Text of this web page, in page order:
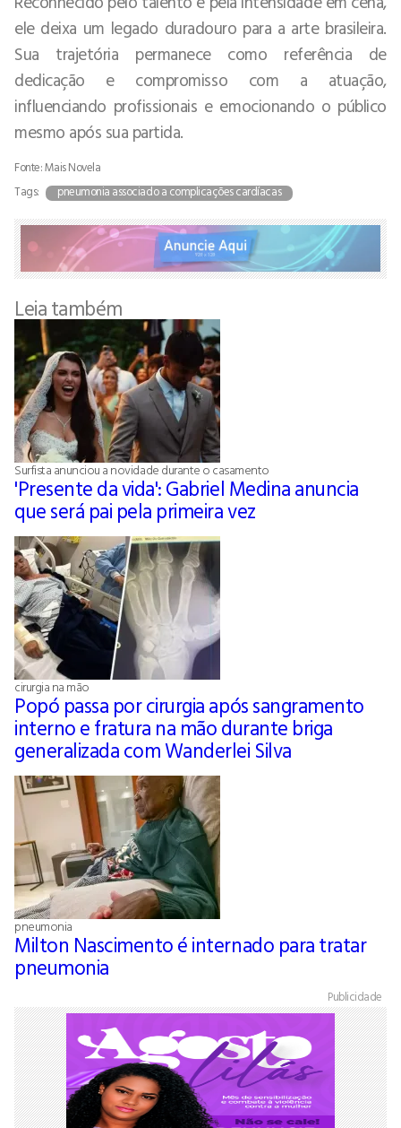
ele deixa um legado duradouro para a arte brasileira.
Sua trajetória permanece como referência de
dedicação e compromisso com a atuação,
influenciando profissionais e emocionando o público
mesmo após sua partida.
Fonte: Mais Novela
Tags:
pneumonia associado a complicações cardíacas
Leia também
Surfista anunciou a novidade durante o casamento
'Presente da vida': Gabriel Medina anuncia
que será pai pela primeira vez
cirurgia na mão
Popó passa por cirurgia após sangramento
interno e fratura na mão durante briga
generalizada com Wanderlei Silva
pneumonia
Milton Nascimento é internado para tratar
pneumonia
Publicidade